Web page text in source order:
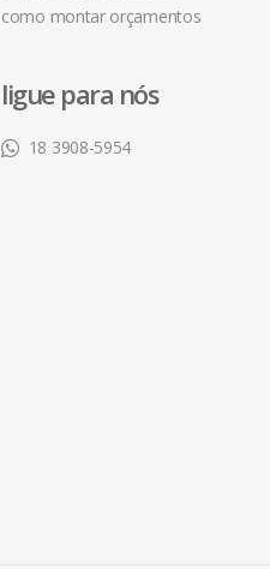
como montar orçamentos
ligue para nós
18 3908-5954